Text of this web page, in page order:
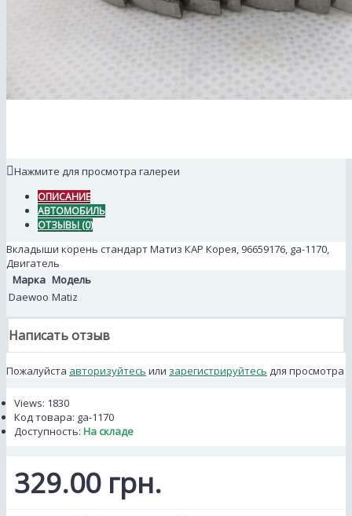
Нажмите для просмотра галереи
ОПИСАНИЕ
АВТОМОБИЛЬ
ОТЗЫВЫ (0)
Вкладыши корень стандарт Матиз КАР Корея, 96659176, ga-1170,
Двигатель
Марка Модель
Daewoo Matiz
Написать отзыв
Пожалуйста авторизуйтесь или зарегистрируйтесь для просмотра
Views: 1830
Код товара: ga-1170
Доступность: На складе
329.00 грн.